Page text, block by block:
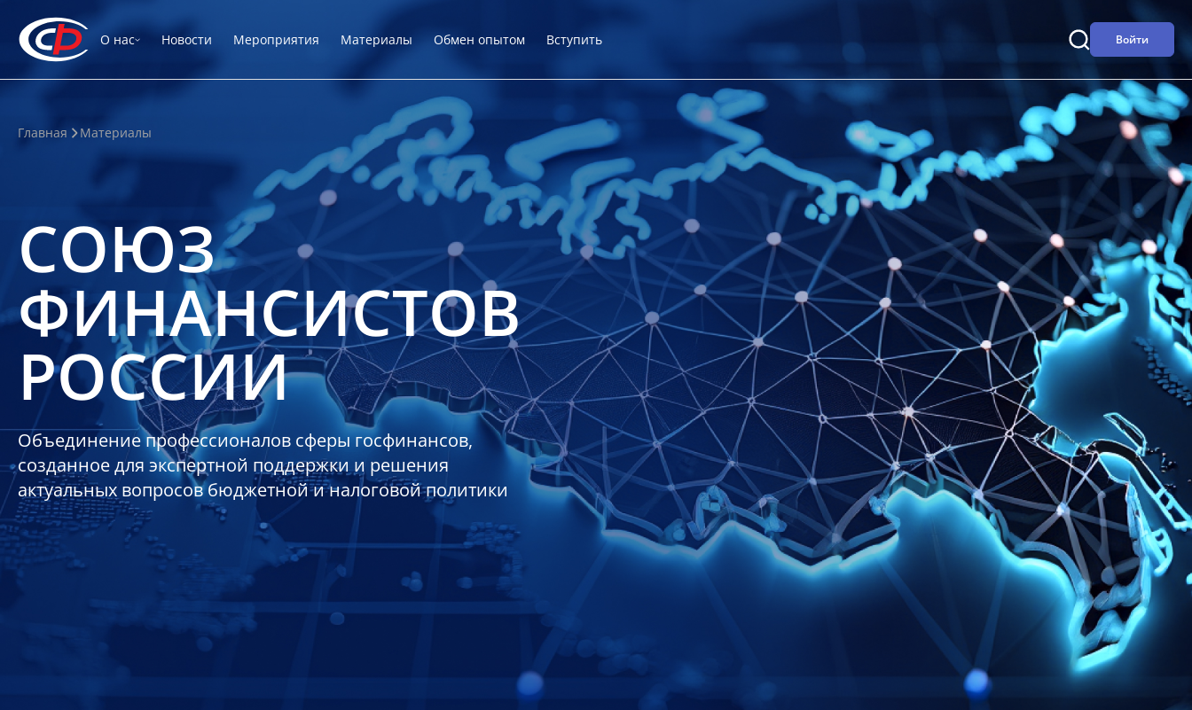
О нас Новости Мероприятия Материалы Обмен опытом Вступить Войти
Главная Материалы
СОЮЗ
ФИНАНСИСТОВ
РОССИИ
Объединение профессионалов сферы госфинансов,
созданное для экспертной поддержки и решения
актуальных вопросов бюджетной и налоговой политики